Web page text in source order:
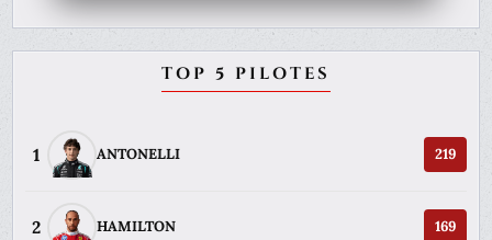
TOP 5 PILOTES
1 ANTONELLI 219
2 HAMILTON 169